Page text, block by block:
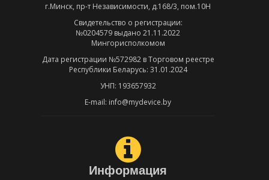
г.Минск, пр-т Независимости, д.168/3, пом.10Н
Свидетельство о регистрации:
№0204579 выдано 21.11.2022
Мингорисполкомом
Дата регистрации №572982 в Торговом реестре
Республики Беларусь: 31.01.2024
УНП: 193657932
E-mail: info@mydevice.by
Информация